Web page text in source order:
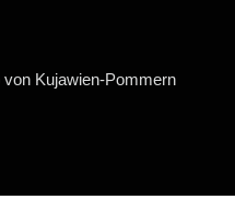
Kujawien-Pommern